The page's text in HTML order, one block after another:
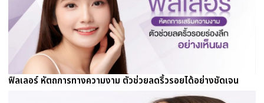
ฟิลเลอร์ หัตถการทางความงาม ตัวช่วยลดริ้วรอยได้อย่างชัดเจน